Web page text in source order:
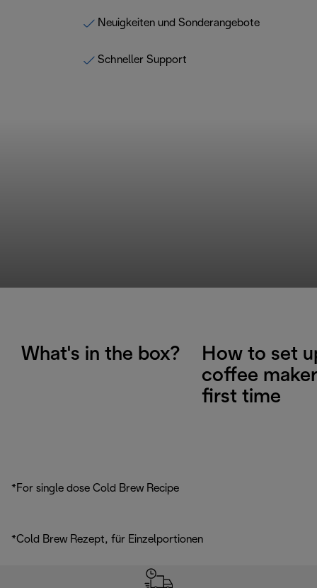
Neuigkeiten und Sonderangebote
Schneller Support
What's in the box?
How to set
coffee
first time
*For single dose Cold Brew Recipe
*Cold Brew Rezept, für Einzelportionen